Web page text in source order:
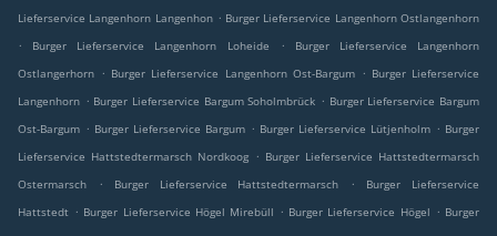
Lieferservice Langenhorn Langenhon . Burger Lieferservice Langenhorn Ostlangenhorn
.
Burger Lieferservice Langenhorn Loheide .
Burger Lieferservice Langenhorn
Ostlangerhorn . Burger Lieferservice Langenhorn Ost-Bargum . Burger Lieferservice
Langenhorn . Burger Lieferservice Bargum Soholmbrück . Burger Lieferservice Bargum
Ost-Bargum . Burger Lieferservice Bargum . Burger Lieferservice Lütjenholm . Burger
Lieferservice Hattstedtermarsch Nordkoog . Burger Lieferservice Hattstedtermarsch
Ostermarsch
. Burger Lieferservice Hattstedtermarsch .
Burger Lieferservice
Hattstedt . Burger Lieferservice Högel Mirebüll . Burger Lieferservice Högel . Burger